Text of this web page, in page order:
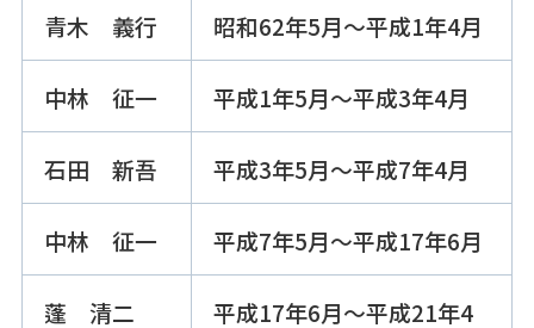
青木 義行 昭和62年5月～平成1年4月
中林 征一 平成1年5月～平成3年4月
石田 新吾 平成3年5月～平成7年4月
中林 征一 平成7年5月～平成17年6月
蓬 清二
平成17年6月～平成21年4